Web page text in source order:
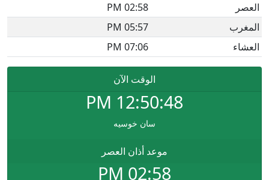
العصر
02:58 PM
المغرب
05:57 PM
العشاء
07:06 PM
الوقت الآن
12:50:48
PM
سان خوسيه
موعد أذان العصر
02:58 PM